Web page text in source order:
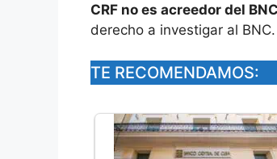
CRF no es acreedor del BNC
derecho a investigar al BNC.
TE RECOMENDAMOS: